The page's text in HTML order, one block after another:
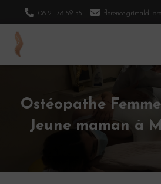
06 21 78 59 55
Ostéopathe
Jeune maman à